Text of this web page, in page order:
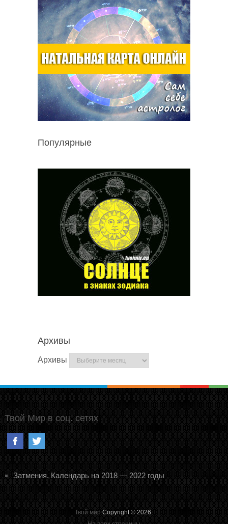
Популярные
Архивы
Архивы
Твой Мир в соц. сетях
Затмения. Календарь на 2018 — 2022 годы
Твой мир Copyright © 2026.